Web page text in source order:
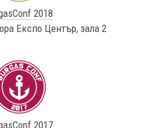
2018
Експо Център, зала 2
2017